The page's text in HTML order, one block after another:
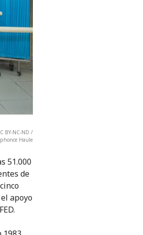
BY-NC-ND /
Haule
51.000
de
apoyo